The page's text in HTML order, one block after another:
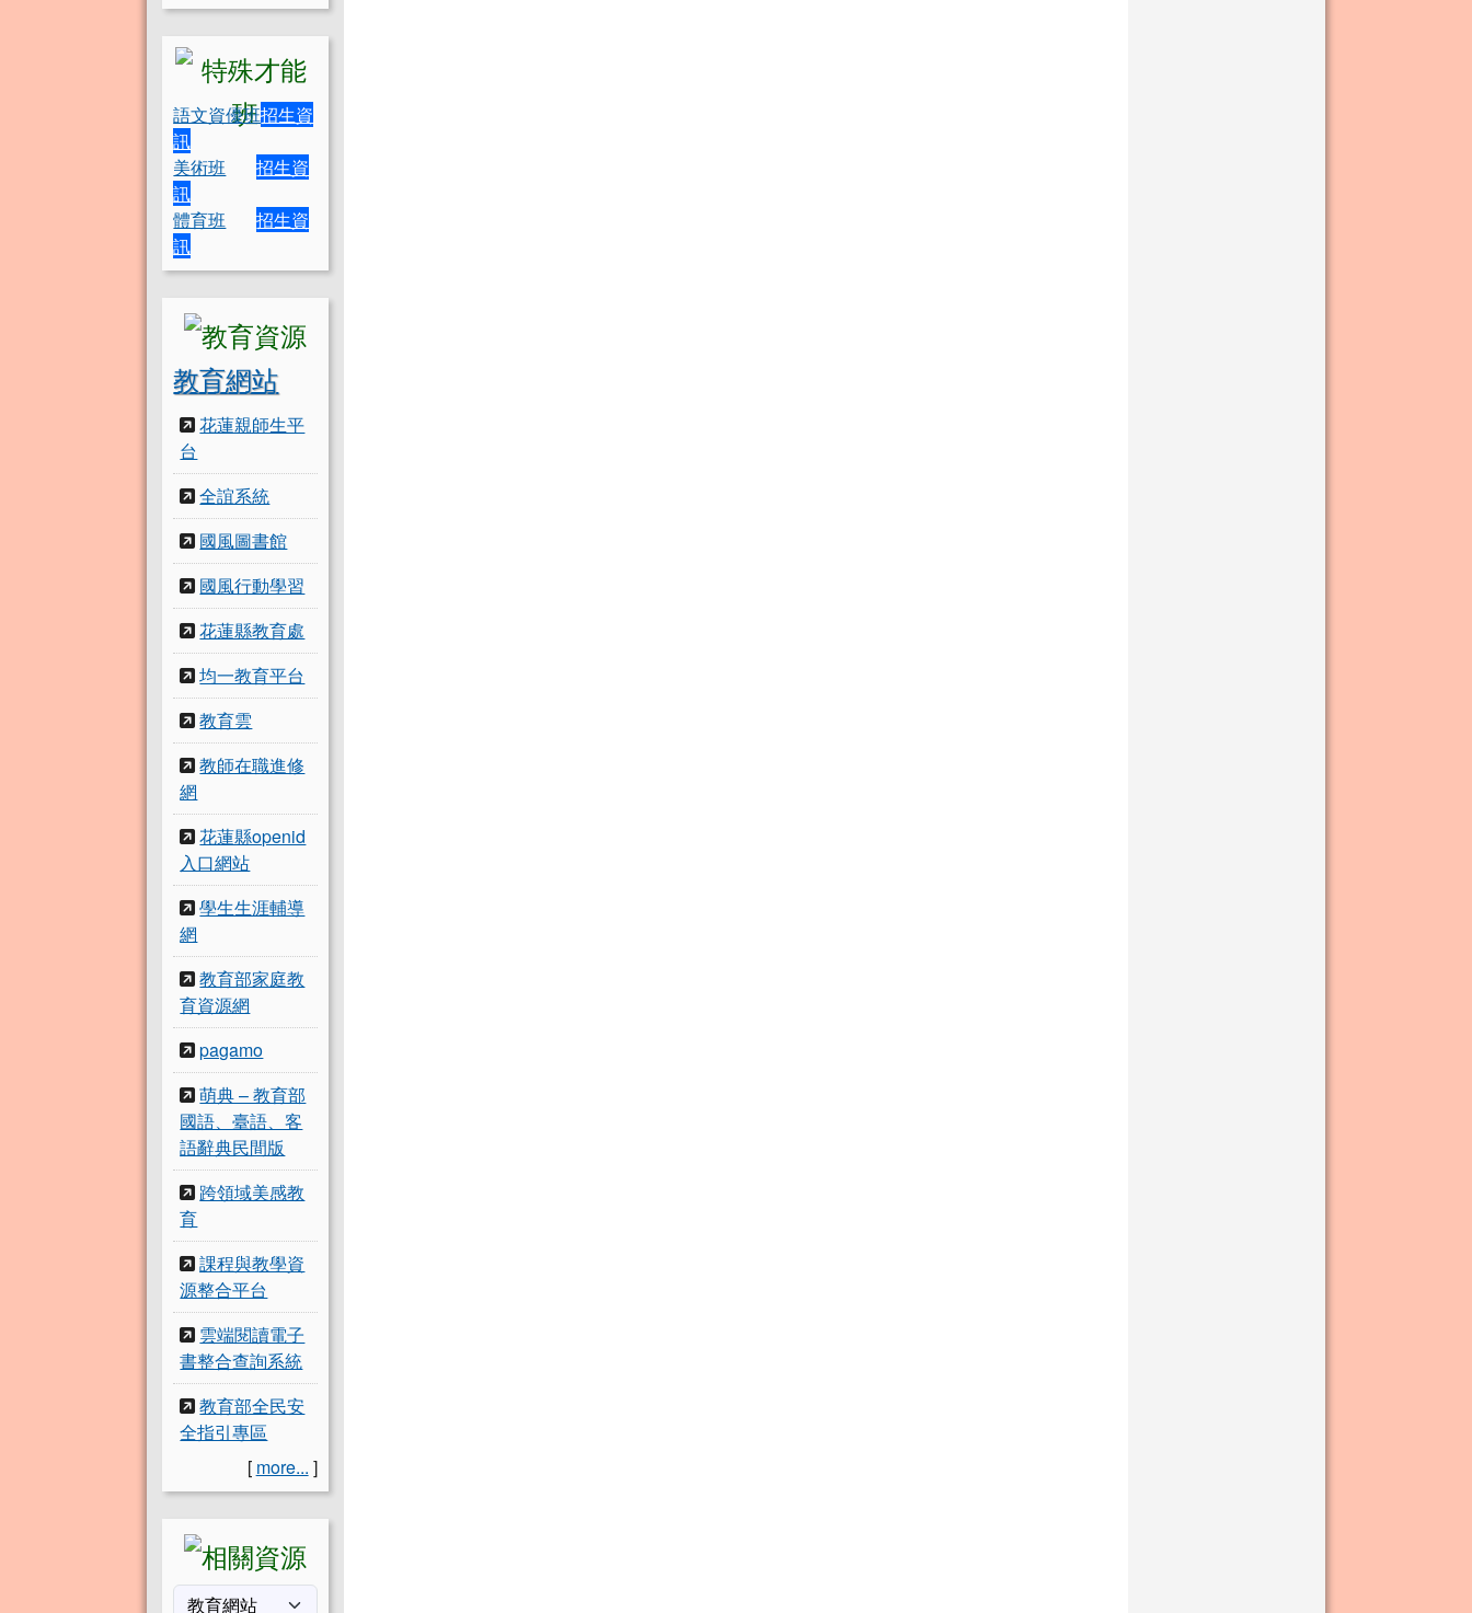
語文資優班招生資
訊
美術班
招生資
訊
體育班
招生資
訊
教育網站
花蓮親師生平
台
全誼系統
國風圖書館
國風行動學習
花蓮縣教育處
均一教育平台
教育雲
教師在職進修
網
花蓮縣openid
入口網站
學生生涯輔導
網
教育部家庭教
育資源網
pagamo
萌典 – 教育部
國語、臺語、客
語辭典民間版
跨領域美感教
育
課程與教學資
源整合平台
雲端閱讀電子
書整合查詢系統
教育部全民安
全指引專區
[ more... ]